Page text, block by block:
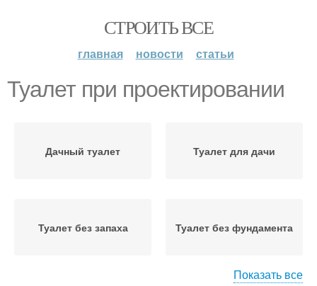
СТРОИТЬ ВСЕ
главная новости статьи
Туалет при проектировании
Дачный туалет Туалет для дачи
Туалет без запаха Туалет без фундамента
Показать все